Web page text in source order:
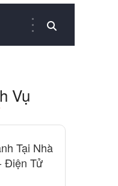
Vụ
Tại Nhà
Điện Tử